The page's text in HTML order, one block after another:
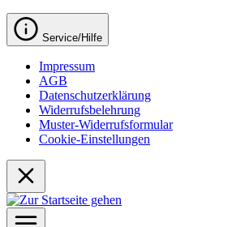
Service/Hilfe
Impressum
AGB
Datenschutzerklärung
Widerrufsbelehrung
Muster-Widerrufsformular
Cookie-Einstellungen